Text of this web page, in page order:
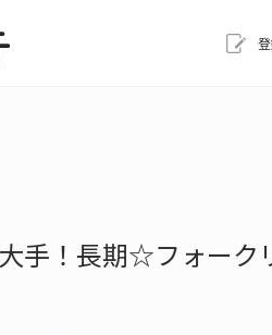
大手！長期☆フォーク